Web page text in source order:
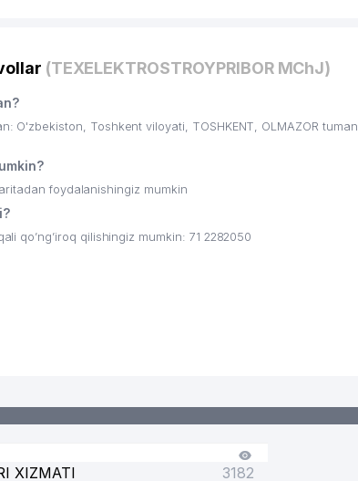
(TEXELEKTROSTROYPRIBOR MChJ)
O'zbekiston, Toshkent viloyati, TOSHKENT, OLMAZOR
foydalanishingiz mumkin
qo’ng’iroq qilishingiz mumkin: 71 2282050
XIZMATI
3182